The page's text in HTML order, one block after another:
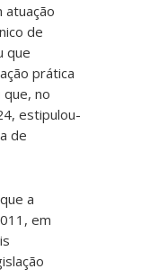
atuação
de
que
prática
no
estipulou-
de
a
em